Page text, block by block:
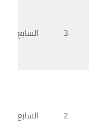
3 السابع
2 السابع